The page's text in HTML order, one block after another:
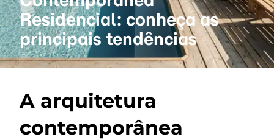
Residencial: conheça as
principais tendências
A arquitetura
contemporânea